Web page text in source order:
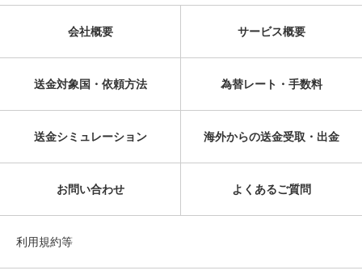
会社概要 サービス概要
送金対象国・依頼方法 為替レート・手数料
送金シミュレーション 海外からの送金受取・出金
お問い合わせ よくあるご質問
利用規約等